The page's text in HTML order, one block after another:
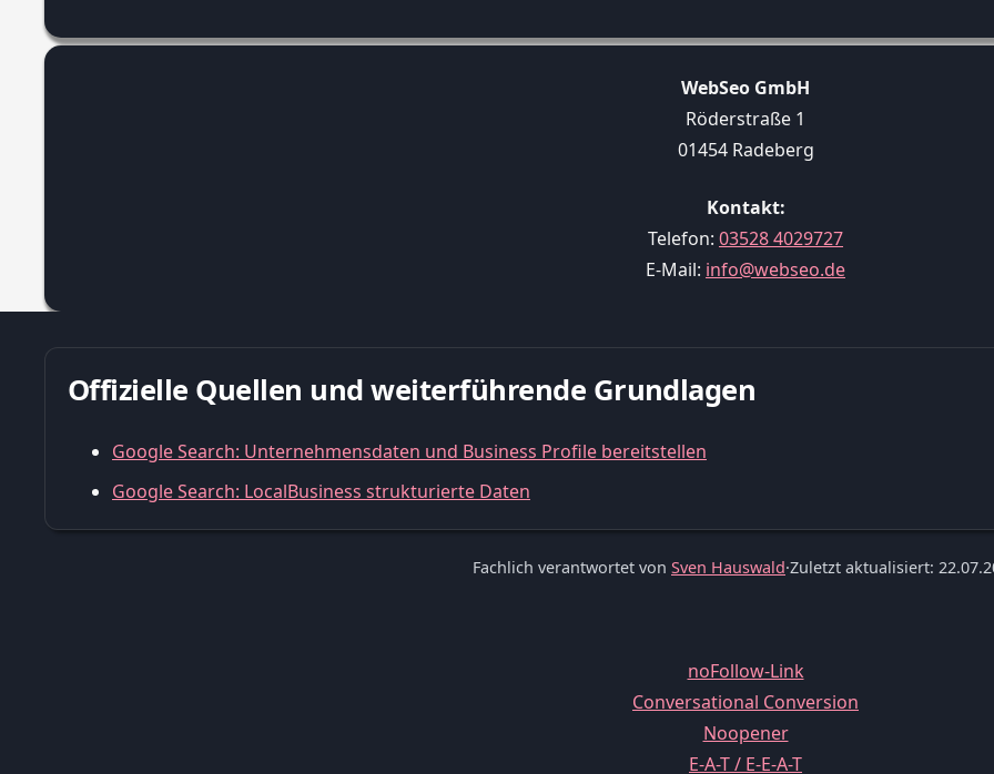
WebSeo GmbH
Röderstraße 1
01454 Radeberg
Kontakt:
Telefon: 03528 4029727
E-Mail: info@webseo.de
Offizielle Quellen und weiterführende Grundlagen
Google Search: Unternehmensdaten und Business Profile bereitstellen
Google Search: LocalBusiness strukturierte Daten
Fachlich verantwortet von Sven Hauswald·Zuletzt aktualisiert:
noFollow-Link
Conversational Conversion
Noopener
E-A-T / E-E-A-T